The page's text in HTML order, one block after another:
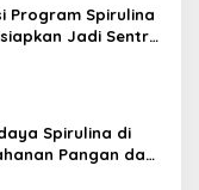
Program Spirulina
Jadi Sentra
Bersih
Spirulina di
Pangan dan